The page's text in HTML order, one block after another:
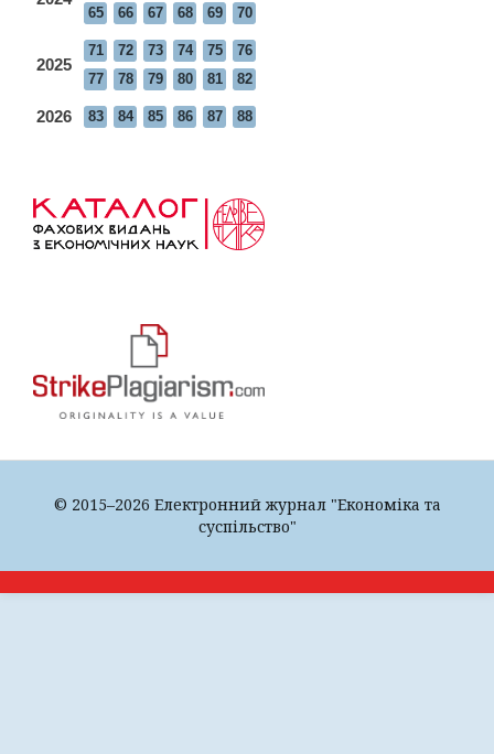
65 66 67 68 69 70
2025
71 72 73 74 75
76
77
78 79 80 81 82
2026 83 84 85 86 87 88
© 2015–2026 Електронний журнал "Економіка та
суспільство"